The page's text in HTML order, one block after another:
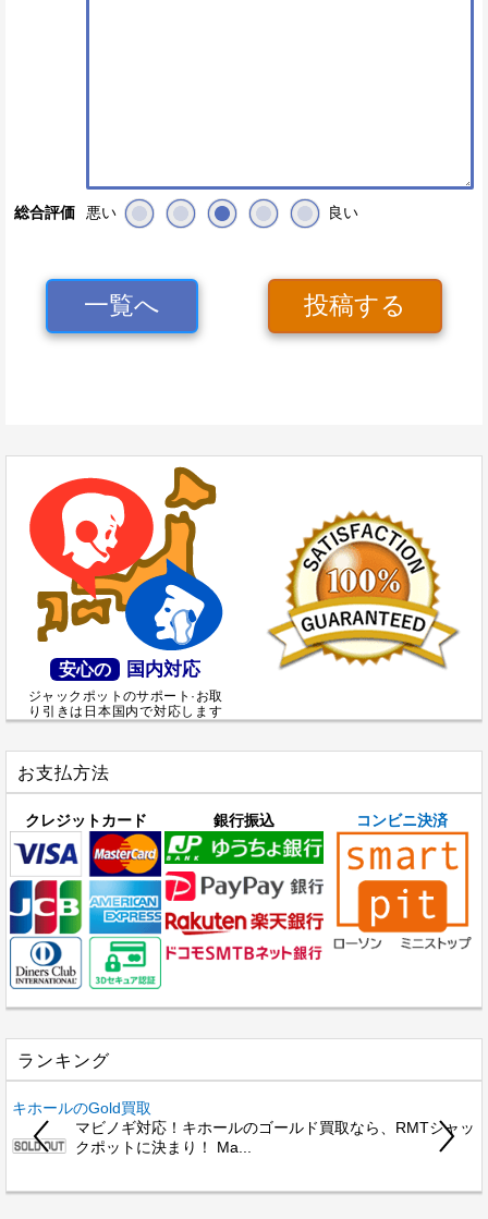
総合評価 悪い 良い
一覧へ 投稿する
安心の 国内対応
ジャックポットのサポート·お取
り引きは日本国内で対応します
お支払方法
クレジットカード 銀行振込 コンビニ決済
ランキング
キホールのGold買取
マビノギ対応！キホールのゴールド買取なら、RMTジャッ
クポットに決まり！ Ma...